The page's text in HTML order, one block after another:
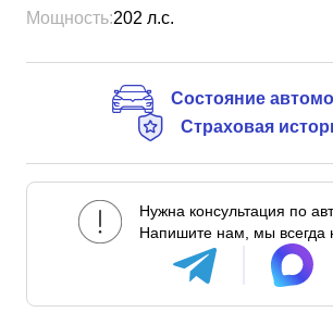
Мощность:202 л.с.
Состояние
Страховая
Нужна консультация по
Напишите нам, мы всегда